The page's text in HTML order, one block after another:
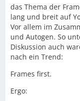
das Thema der
lang und breit auf
Vor allem im
und Autogen. So
Diskussion auch
nach ein Trend:
Frames first.
Ergo: